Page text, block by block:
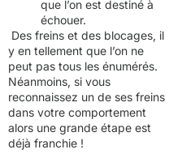
que l’on est destiné à
échouer.
Des freins et des blocages, il
y en tellement que l’on ne
peut pas tous les énumérés.
Néanmoins, si vous
reconnaissez un de ses freins
dans votre comportement
alors une grande étape est
déjà franchie !